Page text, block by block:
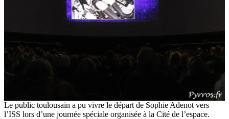
Le public toulousain a pu vivre le départ de Sophie Adenot vers
l’ISS lors d’une journée spéciale organisée à la Cité de l’espace.